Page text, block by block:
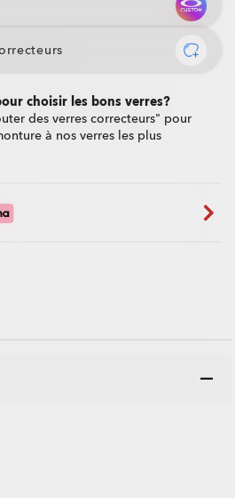
choisir les bons verres?
des verres correcteurs" pour
à nos verres les plus